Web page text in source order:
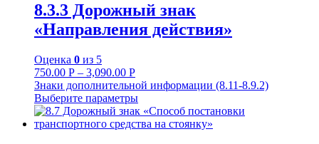
8.3.3 Дорожный знак
«Направления действия»
Оценка 0 из 5
750.00 Р – 3,090.00 Р
Знаки дополнительной информации (8.11-8.9.2)
Выберите параметры